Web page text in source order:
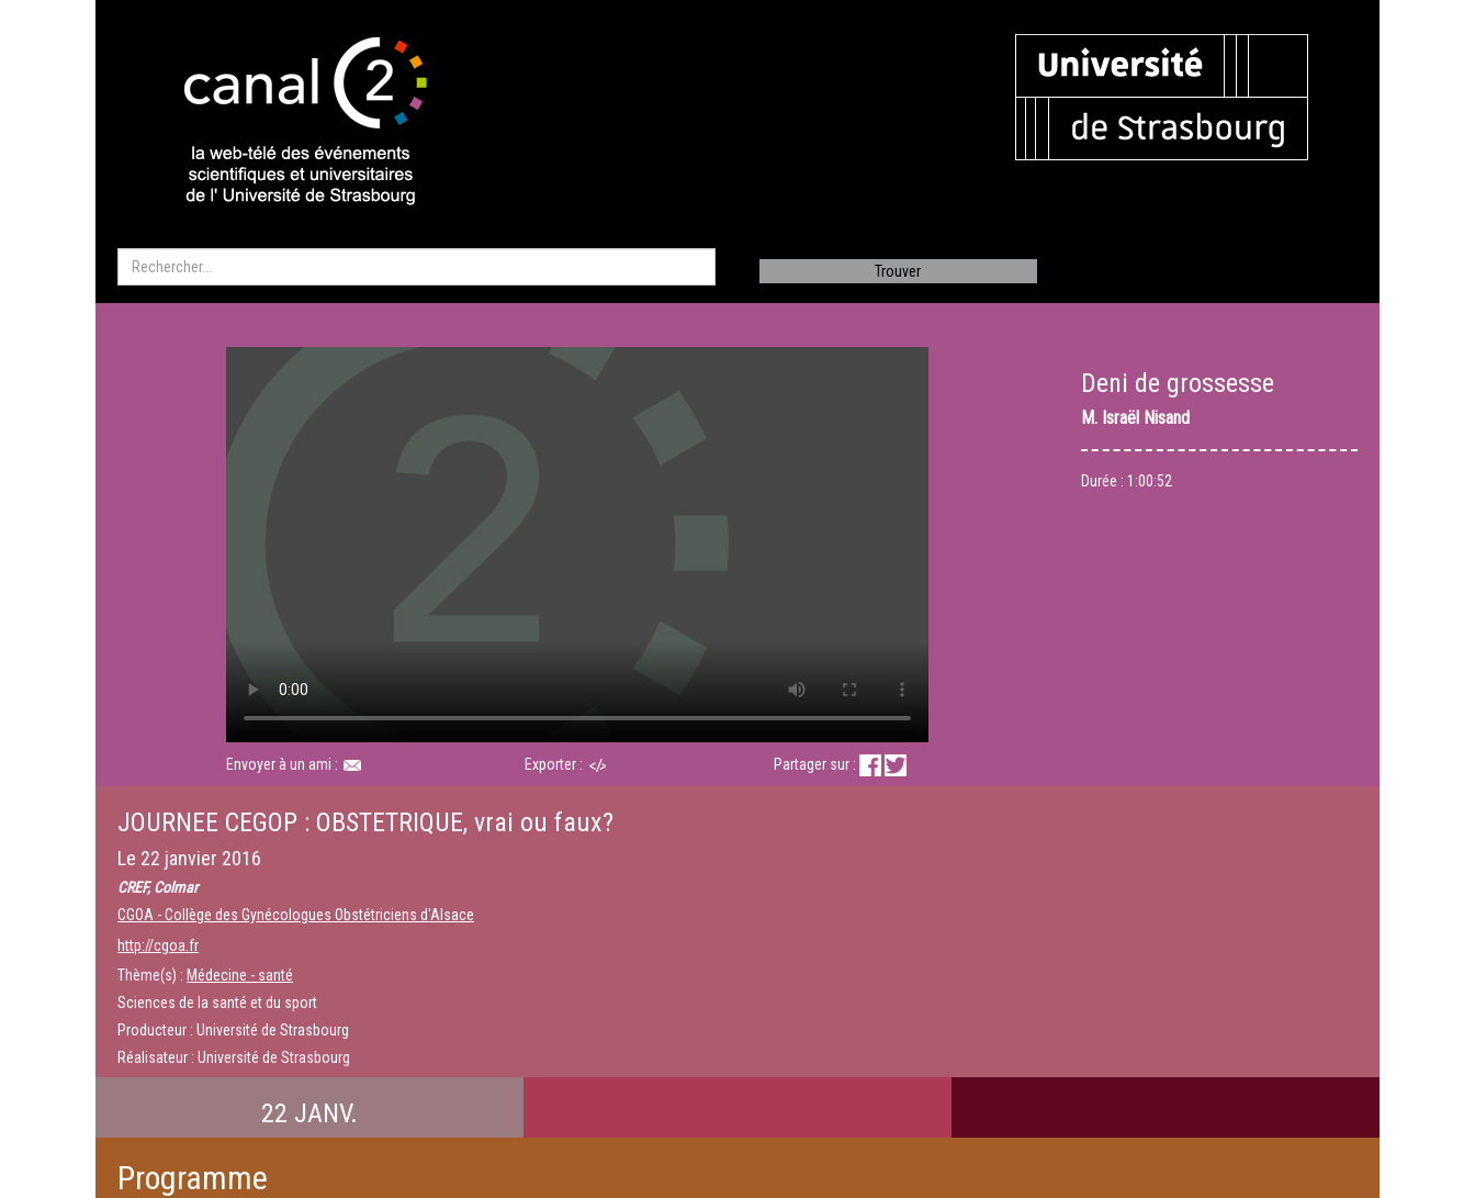
Envoyer à un ami : Exporter : Partager sur :
Deni de grossesse
M. Israël Nisand
Durée : 1:00:52
JOURNEE CEGOP : OBSTETRIQUE, vrai ou faux?
Le 22 janvier 2016
CREF, Colmar
CGOA - Collège des Gynécologues Obstétriciens d'Alsace
http://cgoa.fr
Thème(s) : Médecine - santé
Sciences de la santé et du sport
Producteur : Université de Strasbourg
Réalisateur : Université de Strasbourg
22 JANV.
Programme